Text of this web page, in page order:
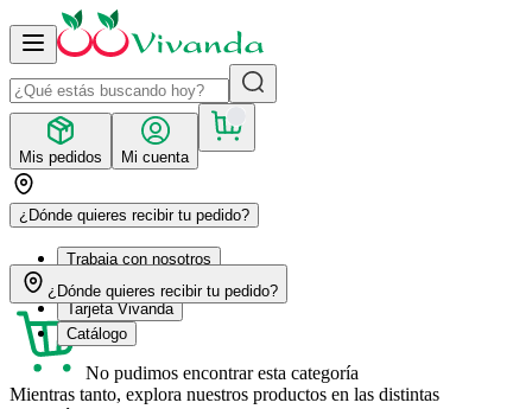
Mis pedidos Mi cuenta
¿Dónde quieres recibir tu pedido?
Trabaja con nosotros
Recetas
Tarjeta Vivanda
Catálogo
¿Dónde quieres recibir tu pedido?
No pudimos encontrar esta categoría
Mientras tanto, explora nuestros productos en las distintas